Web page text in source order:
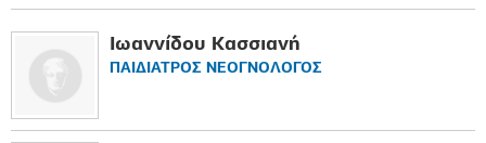
Ιωαννίδου Κασσιανή
ΠΑΙΔΙΑΤΡΟΣ ΝΕΟΓΝΟΛΟΓΟΣ